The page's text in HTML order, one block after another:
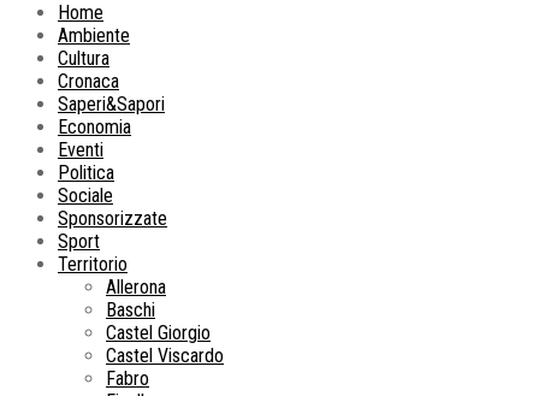
Home
Ambiente
Cultura
Cronaca
Saperi&Sapori
Economia
Eventi
Politica
Sociale
Sponsorizzate
Sport
Territorio
Allerona
Baschi
Castel Giorgio
Castel Viscardo
Fabro